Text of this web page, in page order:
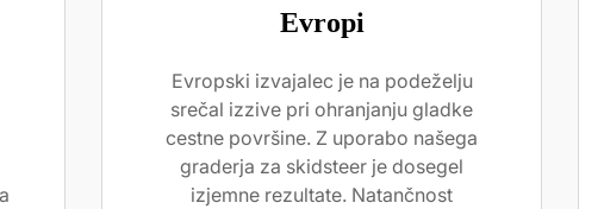
Evropi
Evropski izvajalec je na podeželju
srečal izzive pri ohranjanju gladke
cestne površine. Z uporabo našega
graderja za skidsteer je dosegel
izjemne rezultate. Natančnost